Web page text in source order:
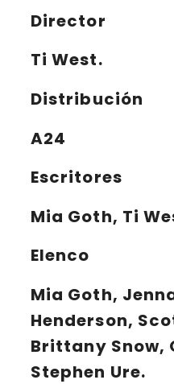
Director
Ti West.
Distribución
A24
Escritores
Mia Goth, Ti
Elenco
Mia Goth,
Henderson,
Brittany Snow,
Stephen Ure.